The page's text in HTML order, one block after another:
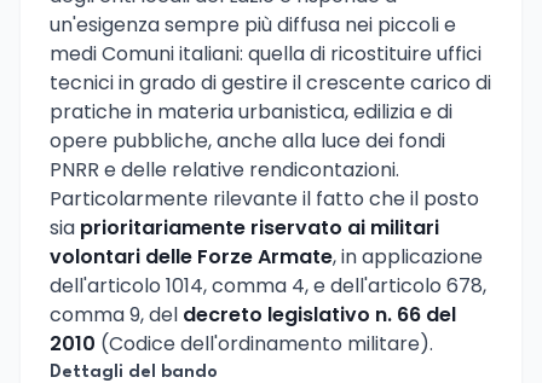
un'esigenza sempre più diffusa nei piccoli e
medi Comuni italiani: quella di ricostituire uffici
tecnici in grado di gestire il crescente carico di
pratiche in materia urbanistica, edilizia e di
opere pubbliche, anche alla luce dei fondi
PNRR e delle relative rendicontazioni.
Particolarmente rilevante il fatto che il posto
sia prioritariamente riservato ai militari
volontari delle Forze Armate, in applicazione
dell'articolo 1014, comma 4, e dell'articolo 678,
comma 9, del decreto legislativo n. 66 del
2010 (Codice dell'ordinamento militare).
Dettagli del bando